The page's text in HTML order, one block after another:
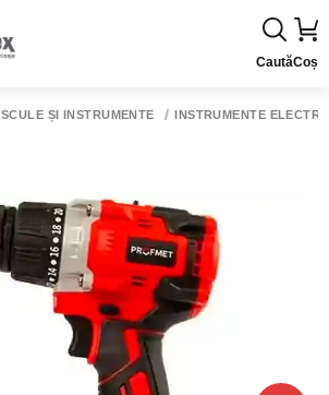
CautăCoș
SCULE ȘI INSTRUMENTE INSTRUMENTE